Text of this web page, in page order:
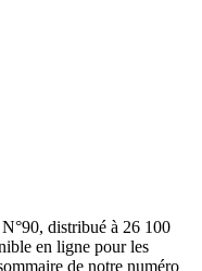
distribué à 26 100
en ligne pour les
de notre numéro